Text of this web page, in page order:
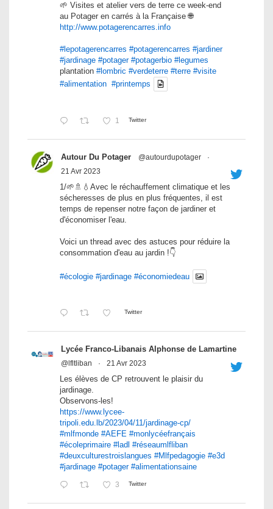
🌱 Visites et atelier vers de terre ce week-end
au Potager en carrés à la Française 🌐
http://www.potagerencarres.info
#lepotagerencarres #potagerencarres #jardiner
#jardinage #potager #potagerbio #legumes
plantation #lombric #verdeterre #terre #visite
#alimentation #printemps
1 Twitter
Autour Du Potager @autourdupotager
·
21 Avr 2023
1/🌱🚿💧Avec le réchauffement climatique et les
sécheresses de plus en plus fréquentes, il est
temps de repenser notre façon de jardiner et
d'économiser l'eau.
Voici un thread avec des astuces pour réduire la
consommation d'eau au jardin !👇
#écologie #jardinage #économiedeau
Twitter
Lycée Franco-Libanais Alphonse de Lamartine
@lfltliban · 21 Avr 2023
Les élèves de CP retrouvent le plaisir du
jardinage.
Observons-les!
https://www.lycee-
tripoli.edu.lb/2023/04/11/jardinage-cp/
#mlfmonde #AEFE #monlycéefrançais
#écoleprimaire #ladl #réseaumlfliban
#deuxculturestroislangues #Mlfpedagogie #e3d
#jardinage #potager #alimentationsaine
3 Twitter